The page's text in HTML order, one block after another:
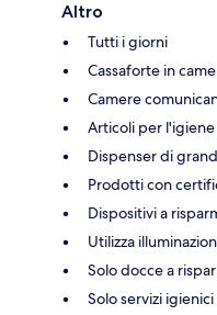
Altro
Tutti i giorni
Cassaforte in
Camere
Articoli per
Dispenser di
Prodotti con
Dispositivi a
Utilizza
Solo docce a
Solo servizi